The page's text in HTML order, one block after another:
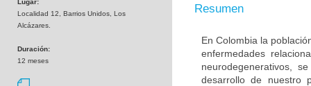
Lugar:
Localidad 12, Barrios Unidos, Los
Alcázares.
Duración:
12 meses
Resumen
En Colombia la
enfermedades
neurodegenerativos,
desarrollo de nuestro